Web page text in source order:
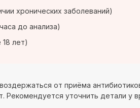
хронических заболеваний)
до анализа)
лет)
от приёма
Рекомендуется уточнить детали у